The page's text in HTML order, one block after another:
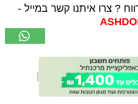
? צרו איתנו קשר במייל -